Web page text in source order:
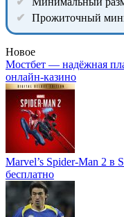
Прожиточный
Новое
Мостбет — надёжная
онлайн-казино
Marvel’s Spider-Man 2 в
бесплатно